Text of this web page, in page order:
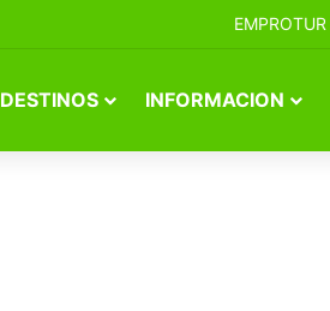
EMPROTUR
DESTINOS INFORMACION